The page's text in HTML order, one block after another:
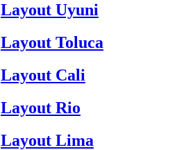
Layout Uyuni
Layout Toluca
Layout Cali
Layout Rio
Layout Lima